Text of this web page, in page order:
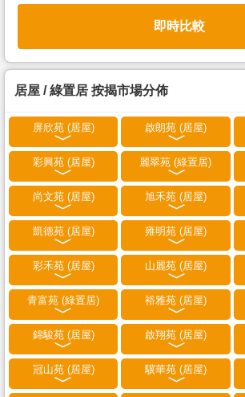
即時比較
居屋 / 綠置居 按揭市場分佈
屏欣苑 (居屋) 啟朗苑 (居屋)
彩興苑 (居屋) 麗翠苑 (綠置居)
尚文苑 (居屋) 旭禾苑 (居屋)
凱德苑 (居屋) 雍明苑 (居屋)
彩禾苑 (居屋) 山麗苑 (居屋)
青富苑 (綠置居) 裕雅苑 (居屋)
錦駿苑 (居屋) 啟翔苑 (居屋)
冠山苑 (居屋) 驥華苑 (居屋)